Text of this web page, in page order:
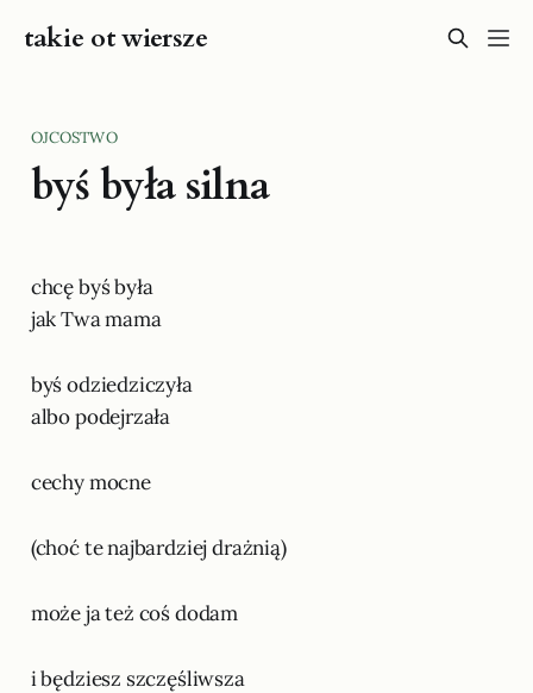
takie ot wiersze
OJCOSTWO
byś była silna
chcę byś była
jak Twa mama
byś odziedziczyła
albo podejrzała
cechy mocne
(choć te najbardziej drażnią)
może ja też coś dodam
i będziesz szczęśliwsza